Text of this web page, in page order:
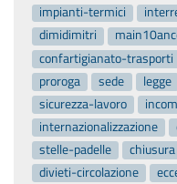
impianti-termici
dimidimitri
confartigianato-trasporti
proroga
sede legge
sicurezza-lavoro
internazionalizzazione
stelle-padelle
chiusura
divieti-circolazione